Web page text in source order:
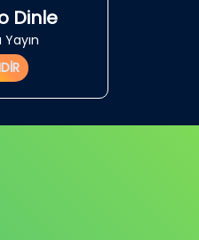
Dinle
Yayın